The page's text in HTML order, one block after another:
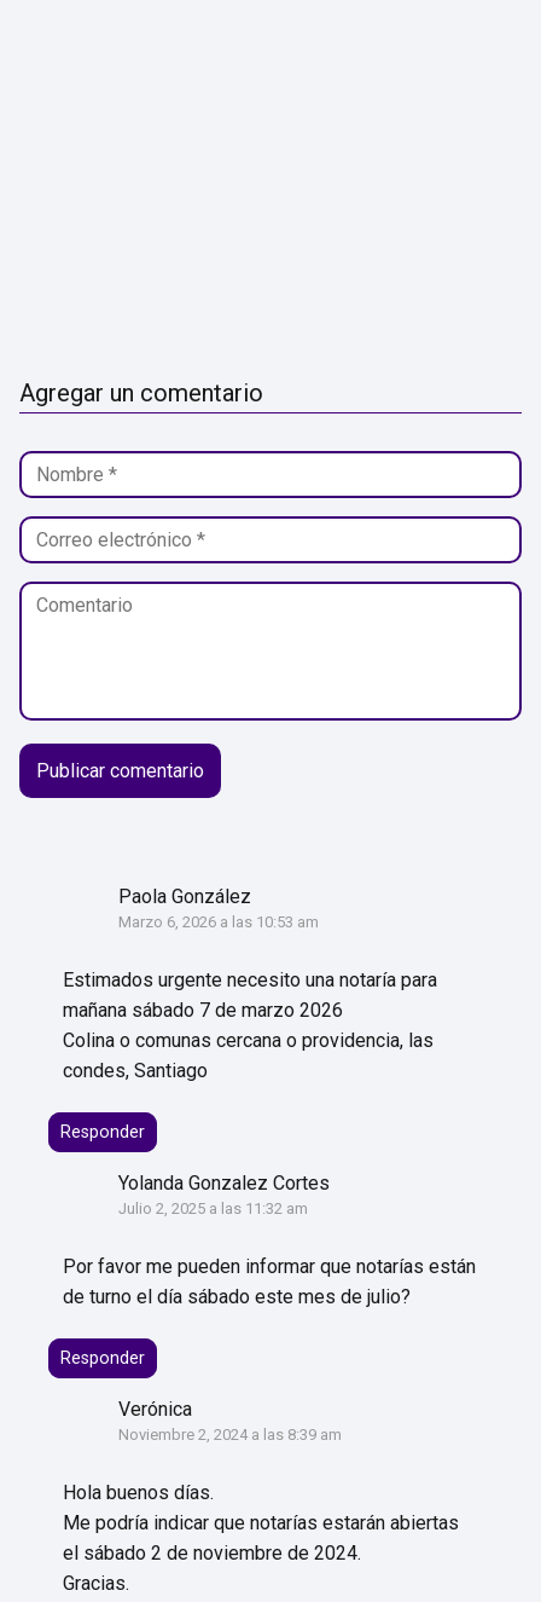
Paola González
Marzo 6, 2026 a las 10:53 am
Estimados urgente necesito una notaría para
mañana sábado 7 de marzo 2026
Colina o comunas cercana o providencia, las
condes, Santiago
Responder
Yolanda Gonzalez Cortes
Julio 2, 2025 a las 11:32 am
Por favor me pueden informar que notarías están
de turno el día sábado este mes de julio?
Responder
Verónica
Noviembre 2, 2024 a las 8:39 am
Hola buenos días.
Me podría indicar que notarías estarán abiertas
el sábado 2 de noviembre de 2024.
Gracias.
Agregar un comentario